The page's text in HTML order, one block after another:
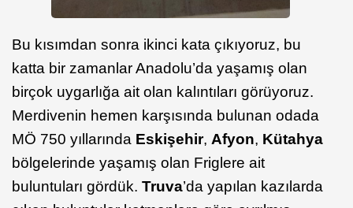
Bu kısımdan sonra ikinci kata çıkıyoruz, bu
katta bir zamanlar Anadolu’da yaşamış olan
birçok uygarlığa ait olan kalıntıları görüyoruz.
Merdivenin hemen karşısında bulunan odada
MÖ 750 yıllarında Eskişehir, Afyon, Kütahya
bölgelerinde yaşamış olan Friglere ait
buluntuları gördük. Truva’da yapılan kazılarda